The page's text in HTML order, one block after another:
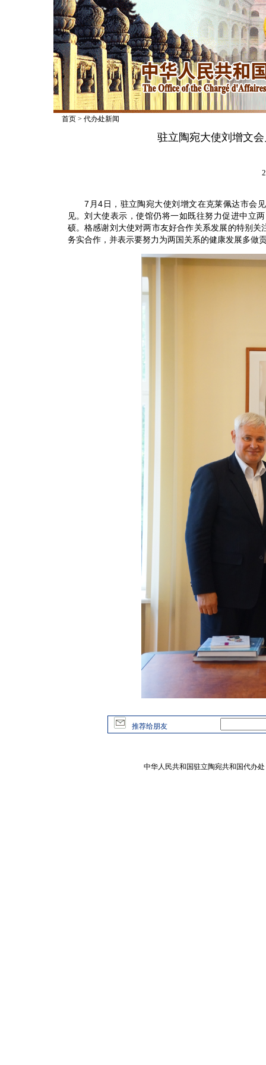
首页> 代办处新闻
驻立陶宛大使刘增文
7月4日，驻立陶宛大使刘增文在克莱佩达市会见
见。刘大使表示，使馆仍将一如既往努力促进中立
硕。格感谢刘大使对两市友好合作关系发展的特别
务实合作，并表示要努力为两国关系的健康发展多做
推荐给朋友
中华人民共和国驻立陶宛共和国代办处